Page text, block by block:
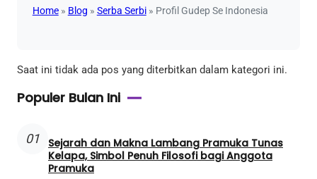
Home» Blog » Serba Serbi» Profil Gudep Se Indonesia
Saat ini tidak ada pos yang diterbitkan dalam kategori ini.
Populer Bulan Ini
01
Sejarah dan Makna Lambang Pramuka Tunas
Kelapa, Simbol Penuh Filosofi bagi Anggota
Pramuka